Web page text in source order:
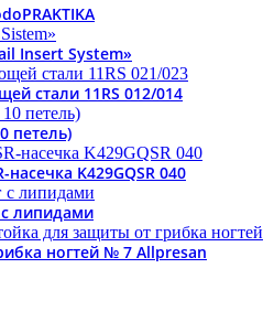
Insert System»
стали 11RS 012/014
петель)
K429GQSR 040
липидами
ногтей № 7 Allpresan